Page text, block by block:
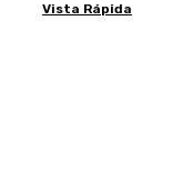
Vista Rápida